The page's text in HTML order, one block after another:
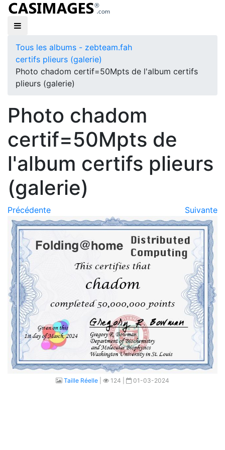
Tous les albums - zebteam.fah
certifs plieurs (galerie)
Photo chadom certif=50Mpts de l'album certifs
plieurs (galerie)
Photo chadom
certif=50Mpts de
l'album certifs plieurs
(galerie)
Précédente Suivante
Taille Réelle 124 | 01-03-2024